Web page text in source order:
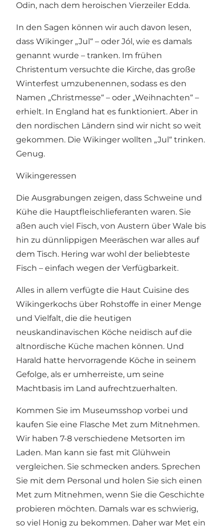
Odin, nach dem heroischen Vierzeiler Edda.
In den Sagen können wir auch davon lesen,
dass Wikinger „Jul“ – oder Jól, wie es damals
genannt wurde – tranken. Im frühen
Christentum versuchte die Kirche, das große
Winterfest umzubenennen, sodass es den
Namen „Christmesse“ – oder „Weihnachten“ –
erhielt. In England hat es funktioniert. Aber in
den nordischen Ländern sind wir nicht so weit
gekommen. Die Wikinger wollten „Jul“ trinken.
Genug.
Wikingeressen
Die Ausgrabungen zeigen, dass Schweine und
Kühe die Hauptfleischlieferanten waren. Sie
aßen auch viel Fisch, von Austern über Wale bis
hin zu dünnlippigen Meeräschen war alles auf
dem Tisch. Hering war wohl der beliebteste
Fisch – einfach wegen der Verfügbarkeit.
Alles in allem verfügte die Haut Cuisine des
Wikingerkochs über Rohstoffe in einer Menge
und Vielfalt, die die heutigen
neuskandinavischen Köche neidisch auf die
altnordische Küche machen können. Und
Harald hatte hervorragende Köche in seinem
Gefolge, als er umherreiste, um seine
Machtbasis im Land aufrechtzuerhalten.
Kommen Sie im Museumsshop vorbei und
kaufen Sie eine Flasche Met zum Mitnehmen.
Wir haben 7-8 verschiedene Metsorten im
Laden. Man kann sie fast mit Glühwein
vergleichen. Sie schmecken anders. Sprechen
Sie mit dem Personal und holen Sie sich einen
Met zum Mitnehmen, wenn Sie die Geschichte
probieren möchten. Damals war es schwierig,
so viel Honig zu bekommen. Daher war Met ein